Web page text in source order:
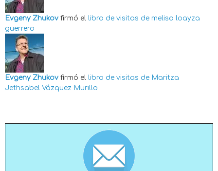
Evgeny Zhukov firmó el libro de visitas de melisa loayza
guerrero
Evgeny Zhukov firmó el libro de visitas de Maritza
Jethsabel Vázquez Murillo